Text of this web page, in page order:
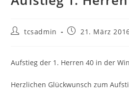
Beitrags-
tcsadmin
Beitrag21. März
Aufstieg der 1. Herren 40 in der
Herzlichen Glückwunsch zum